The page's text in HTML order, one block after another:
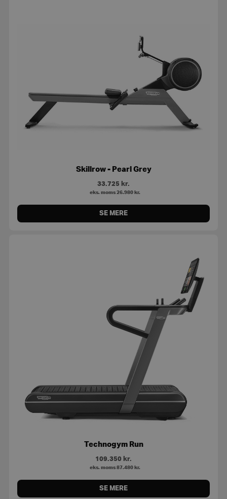
Skillrow - Pearl Grey
33.725 kr.
eks. moms 26.980 kr.
SE MERE
Technogym Run
109.350 kr.
eks. moms 87.480 kr.
SE MERE